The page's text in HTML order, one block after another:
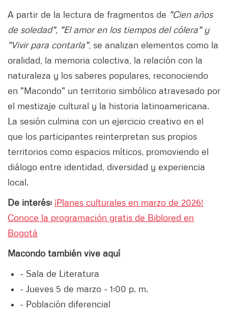
A partir de la lectura de fragmentos de "Cien años
de soledad", "El amor en los tiempos del cólera" y
"Vivir para contarla", se analizan elementos como la
oralidad, la memoria colectiva, la relación con la
naturaleza y los saberes populares, reconociendo
en "Macondo" un territorio simbólico atravesado por
el mestizaje cultural y la historia latinoamericana.
La sesión culmina con un ejercicio creativo en el
que los participantes reinterpretan sus propios
territorios como espacios míticos, promoviendo el
diálogo entre identidad, diversidad y experiencia
local.
De interés: ¡Planes culturales en marzo de 2026!
Conoce la programación gratis de Biblored en
Bogotá
Macondo también vive aquí
- Sala de Literatura
- Jueves 5 de marzo - 1:00 p. m.
- Población diferencial